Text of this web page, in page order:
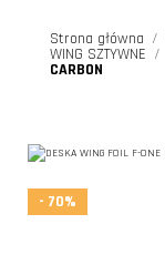
Strona główna
WING SZTYWNE
CARBON
- 70%